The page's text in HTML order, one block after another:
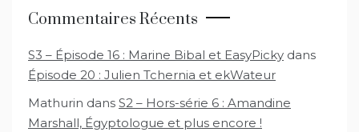
Commentaires Récents
S3 – Épisode 16 : Marine Bibal et EasyPicky dans
Épisode 20 : Julien Tchernia et ekWateur
Mathurin dans S2 – Hors-série 6 : Amandine
Marshall, Égyptologue et plus encore !